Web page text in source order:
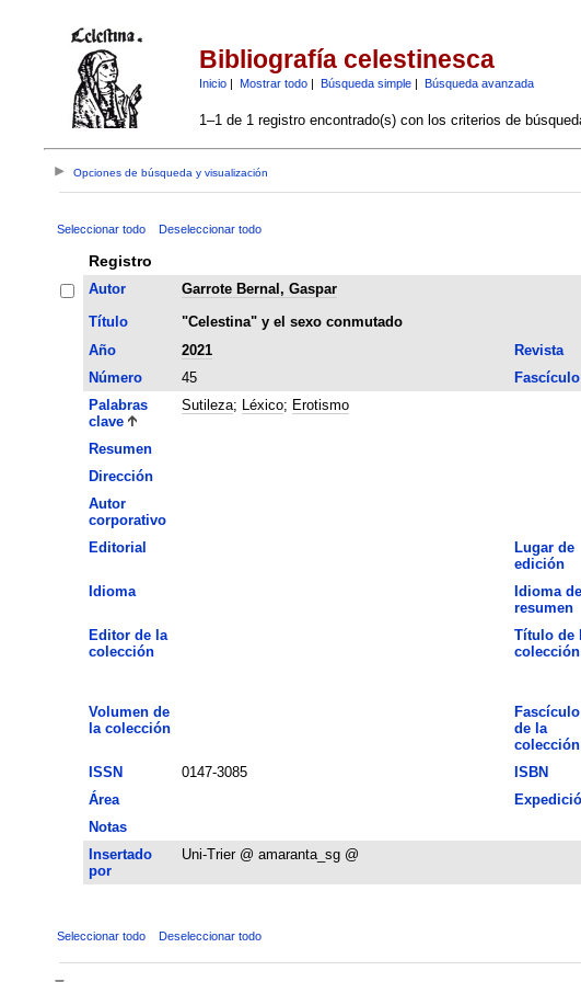
Bibliografía celestinesca
Inicio| Mostrar todo| Búsqueda simple| Búsqueda avanzada
1–1 de 1 registro encontrado(s) con los criterios de
Opciones de búsqueda y visualización
Seleccionar todo Deseleccionar todo
Registro
Autor
Garrote Bernal, Gaspar
Título
"Celestina" y el sexo conmutado
Año
2021 Revista
Número
45 Fascículo
Palabras
clave
Sutileza; Léxico; Erotismo
Resumen
Dirección
Autor
corporativo
Editorial
Lugar de
edición
Idioma
Idioma del
resumen
Editor de la
colección
Título de
colección
Volumen de
la colección
Fascículo
de la
colección
ISSN 0147-3085 ISBN
Área
Notas
Insertado
por
Uni-Trier @ amaranta_sg @
Seleccionar todo Deseleccionar todo